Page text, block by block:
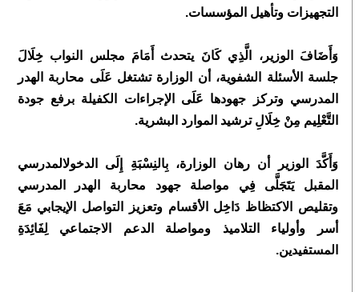
التجهيزات وتأهيل المؤسسات.
وَأَضَافَ الوزير، الَّذِي كَانَ يتحدث أَمَامَ مجلس النواب خِلَالَ
جلسة الأسئلة الشفوية، أن الوزارة تشتغل عَلَى محاربة الهدر
المدرسي وتركز جهودها عَلَى الإجراءات الكفيلة برفع جودة
التَّعْلِيم مِنْ خِلَالِ ترشيد الموارد البشرية.
وَأَكَّدَ الوزير أن رهان الوزارة، بِالنِسْبَةِ إِلَى الدخولالمدرسي
المقبل يَتَجَلَّى فِي مواصلة جهود محاربة الهدر المدرسي
وتقليص الاكتظاظ دَاخِل الأقسام وتعزيز التواصل الإيجابي مَعَ
أسر وأولياء التلاميذ ومواصلة الدعم الاجتماعي لِفَائِدَةِ
المستفيدين.